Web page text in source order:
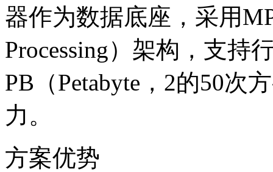
器作为数据底座，采用
Processing）架构，支持
PB（Petabyte，2的50
力。
方案优势